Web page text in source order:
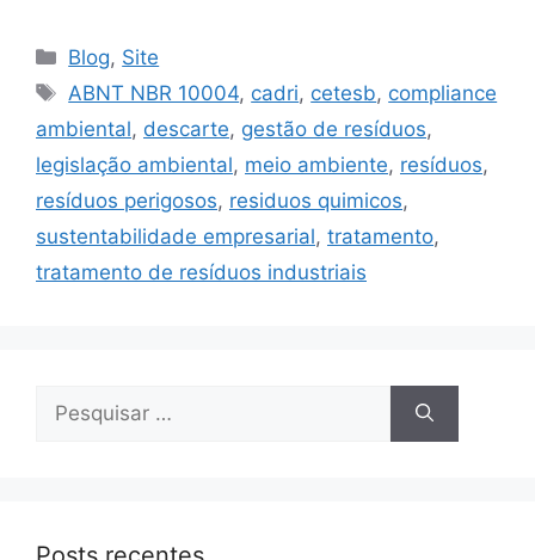
Blog, Site
ABNT NBR 10004, cadri, cetesb, compliance
ambiental, descarte, gestão de resíduos,
legislação ambiental, meio ambiente, resíduos,
resíduos perigosos, residuos quimicos,
sustentabilidade empresarial, tratamento,
tratamento de resíduos industriais